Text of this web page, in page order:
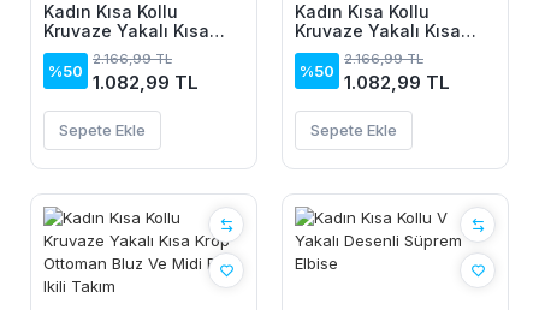
Kadın Kısa Kollu
Kruvaze Yakalı Kısa
Krop Ottoman Bluz Ve
Midi Etek Ikili Takım
%50
2.166,99 TL
1.082,99 TL
Sepete Ekle
Kadın Kısa Kollu
Kruvaze Yakalı Kısa
Krop Ottoman Bluz Ve
Midi Etek Ikili Takım
%50
2.166,99 TL
1.082,99 TL
Sepete Ekle